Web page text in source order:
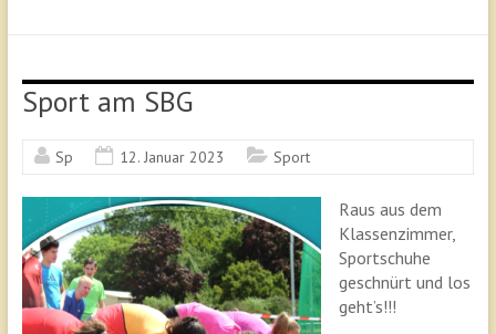
Sport am SBG
Sp 12. Januar 2023 Sport
Raus aus dem
Klassenzimmer,
Sportschuhe
geschnürt und los
geht’s!!!